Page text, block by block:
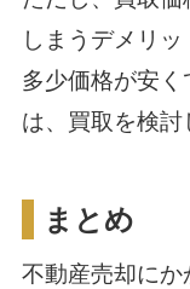
しまうデメリッ
多少価格が安
は、買取を検討
まとめ
不動産売却に